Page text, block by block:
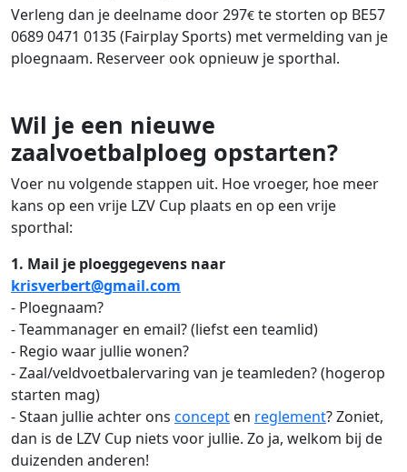
Verleng dan je deelname door 297€ te storten op BE57
0689 0471 0135 (Fairplay Sports) met vermelding van je
ploegnaam. Reserveer ook opnieuw je sporthal.
Wil je een nieuwe
zaalvoetbalploeg opstarten?
Voer nu volgende stappen uit. Hoe vroeger, hoe meer
kans op een vrije LZV Cup plaats en op een vrije
sporthal:
1. Mail je ploeggegevens naar
krisverbert@gmail.com
- Ploegnaam?
- Teammanager en email? (liefst een teamlid)
- Regio waar jullie wonen?
- Zaal/veldvoetbalervaring van je teamleden? (hogerop
starten mag)
- Staan jullie achter ons concept en reglement? Zoniet,
dan is de LZV Cup niets voor jullie. Zo ja, welkom bij de
duizenden anderen!